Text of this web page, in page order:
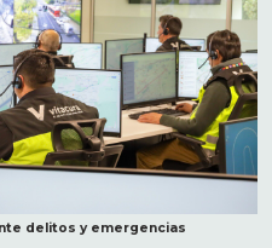
delitos y emergencias